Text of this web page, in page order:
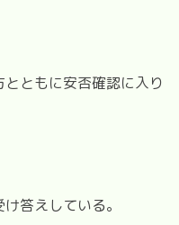
とともに安否確認に入り
答えしている。